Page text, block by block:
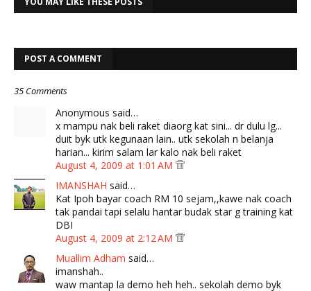
POST A COMMENT
35 Comments
Anonymous said…
x mampu nak beli raket diaorg kat sini... dr dulu lg...
duit byk utk kegunaan lain.. utk sekolah n belanja
harian... kirim salam lar kalo nak beli raket
August 4, 2009 at 1:01 AM
IMANSHAH said…
Kat Ipoh bayar coach RM 10 sejam,,kawe nak coach
tak pandai tapi selalu hantar budak star g training kat
DBI
August 4, 2009 at 2:12 AM
Muallim Adham said…
imanshah..
waw mantap la demo heh heh.. sekolah demo byk